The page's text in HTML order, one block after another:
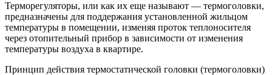
Терморегуляторы, или как их еще называют — термоголовки,
предназначены для поддержания установленной жильцом
температуры в помещении, изменяя проток теплоносителя
через отопительный прибор в зависимости от изменения
температуры воздуха в квартире.
Принцип действия термостатической головки (термоголовки)